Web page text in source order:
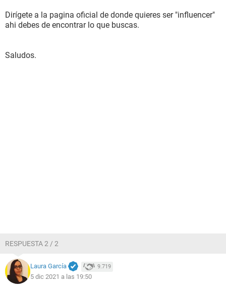
Dirígete a la pagina oficial de donde quieres ser "influencer"
ahi debes de encontrar lo que buscas.
Saludos.
RESPUESTA 2 / 2
Laura García 9.719
5 dic 2021 a las 19:50